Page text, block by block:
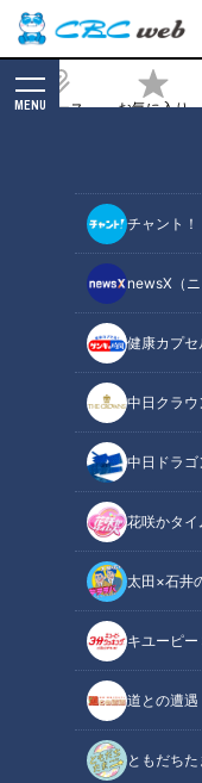
ニュース お気に入り
MENU
チャント！
newsX（ニ
健康カプセ
中日クラウ
中日ドラゴ
花咲かタイ
太田×石井
キユーピー
道との遭遇
ともだちた
LATEST ARTICLES
2023年2月7日放送
伊豆半島最古の隧道で
したのはフクロウ！？
ニアも「初めて見た
う奇跡の瞬間
道との遭遇
「道との遭遇」記事
2023/02/
エンタメ ミキ
2023年2月6日放送
平面に見えるケーキっ
何？「まるで絵本の世